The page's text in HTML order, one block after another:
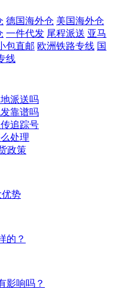
德国海外仓 美国海外仓
一件代发 尾程派送 亚马
包直邮 欧洲铁路专线 国
线
派送吗
靠谱吗
追踪号
处理
政策
势
的？
影响吗？